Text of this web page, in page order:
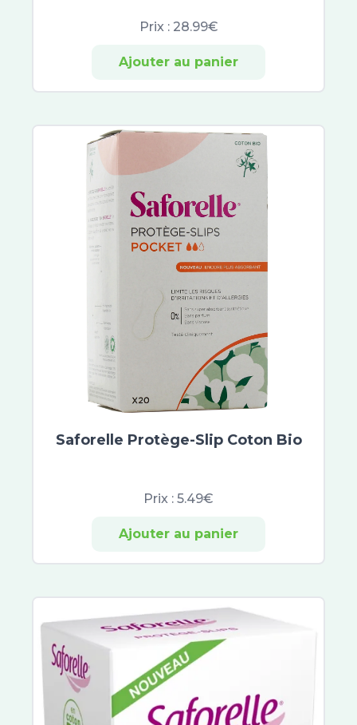
Polident
Ursapharm
VISUfarma
Zeiss
Confiance
Saforelle
Always
Johnson et Johnson
CED Cosmetics
Céru
Physiologica
Respimer
Stérimar
Cinq sur Cinq
Apaisyl
Insect Ecran
Laboratoires Fumouze
Pediakid
Manouka
Actipoche
Arnican
Chondro-Aid
Thera Pearl
Thermacare
Therm Cool
Prix : 28.99€
Ajouter au panier
Saforelle Protège-Slip Coton Bio
Prix : 5.49€
Ajouter au panier